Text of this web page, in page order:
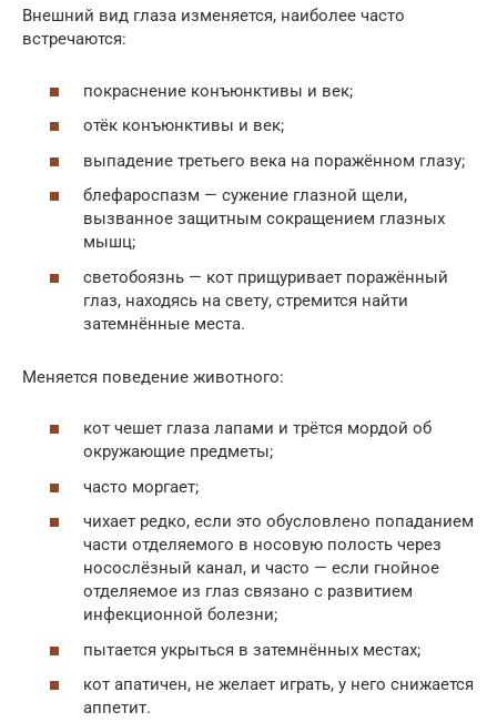
Внешний вид глаза изменяется, наиболее часто
встречаются:
покраснение конъюнктивы и век;
отёк конъюнктивы и век;
выпадение третьего века на поражённом глазу;
блефароспазм — сужение глазной щели,
вызванное защитным сокращением глазных
мышц;
светобоязнь — кот прищуривает поражённый
глаз, находясь на свету, стремится найти
затемнённые места.
Меняется поведение животного:
кот чешет глаза лапами и трётся мордой об
окружающие предметы;
часто моргает;
чихает редко, если это обусловлено попаданием
части отделяемого в носовую полость через
носослёзный канал, и часто — если гнойное
отделяемое из глаз связано с развитием
инфекционной болезни;
пытается укрыться в затемнённых местах;
кот апатичен, не желает играть, у него снижается
аппетит.